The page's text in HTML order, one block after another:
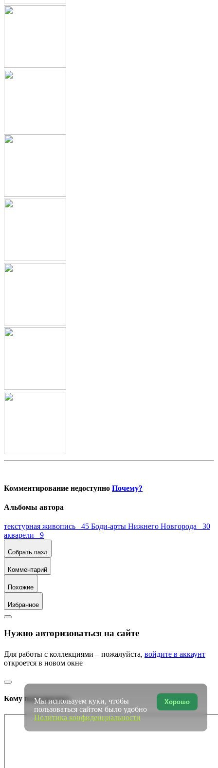
Комментирование недоступно Почему?
Альбомы автора
текстурная живопись 45 Боди-арты Нижнего Новгорода 30
акварели 9
Собрать пазл
Комментарий
Похожие
Избранное
Нужно авторизоваться на сайте
Для работы с коллекциями – пожалуйста, войдите в аккаунт
откроется в новом окне
Кому понравилось Хорошо
Мы используем куки, чтобы
пользоваться сайтом было удобно
Политика конфиденциальности